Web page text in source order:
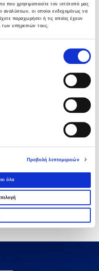
που χρησιμοποιείτε τον ιστότοπό μας
αναλύσεων, οι οποίοι ενδεχομένως να
παραχωρήσει ή τις οποίες έχουν
των υπηρεσιών τους.
Προβολή λεπτομερειών
όλα
έργου κατασκευής
ηλεκτρικής ενέργειας
με το ΑΝΑΤΟΛΙΑ για
σύμβαση με το ΑΝΑΤΟΛΙΑ
που συμβάλλει στην
σύμβασης για νέο
275,5MW στη